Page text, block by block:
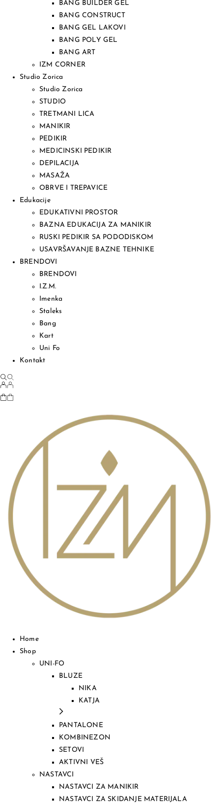
BANG BUILDER GEL
BANG CONSTRUCT
BANG GEL LAKOVI
BANG POLY GEL
BANG ART
IZM CORNER
Studio Zorica
Studio Zorica
STUDIO
TRETMANI LICA
MANIKIR
PEDIKIR
MEDICINSKI PEDIKIR
DEPILACIJA
MASAŽA
OBRVE I TREPAVICE
Edukacije
EDUKATIVNI PROSTOR
BAZNA EDUKACIJA ZA MANIKIR
RUSKI PEDIKIR SA PODODISKOM
USAVRŠAVANJE BAZNE TEHNIKE
BRENDOVI
BRENDOVI
I.Z.M.
Imenka
Staleks
Bang
Kart
Uni Fo
Kontakt
Home
Shop
UNI-FO
BLUZE
NIKA
KATJA
PANTALONE
KOMBINEZON
SETOVI
AKTIVNI VEŠ
NASTAVCI
NASTAVCI ZA MANIKIR
NASTAVCI ZA SKIDANJE MATERIJALA